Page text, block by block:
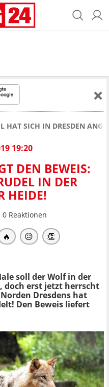
HAT SICH IN DRESDEN
19:20
DEN BEWEIS:
IN DER
HEIDE!
0 Reaktionen
🔥 😥 👏
soll der Wolf in der
doch erst jetzt herrscht
Dresdens hat
Den Beweis liefert